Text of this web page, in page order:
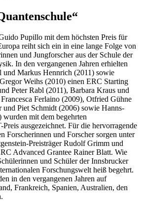
Pupillo mit dem höchsten Preis für
reiht sich ein in eine lange Folge von
und Jungforscher aus der Schule der
In den vergangenen Jahren erhielten
und Markus Hennrich (2011) sowie
Weihs (2010) einen ERC Starting
Peter Rabl (2011), Barbara Kraus und
Ferlaino (2009), Otfried Gühne
Piet Schmidt (2006) sowie Hanns-
mit dem begehrten
ausgezeichnet. Für die hervorragende
Forscherinnen und Forscher sorgen unter
Preisträger Rudolf Grimm und
Advanced Grantee Rainer Blatt. Wie
und Schüler der Innsbrucker
Forschungswelt heiß begehrt.
in den vergangenen Jahren auf
Frankreich, Spanien, Australien, den